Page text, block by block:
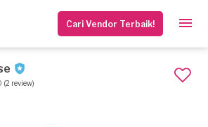
Cari Vendor Terbaik!
(2 review)